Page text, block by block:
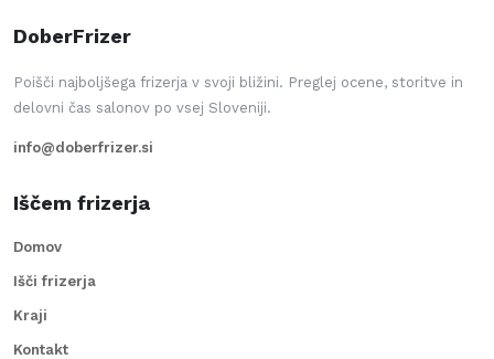
DoberFrizer
Poišči najboljšega frizerja v svoji bližini. Preglej ocene, storitve in
delovni čas salonov po vsej Sloveniji.
info@doberfrizer.si
Iščem frizerja
Domov
Išči frizerja
Kraji
Kontakt